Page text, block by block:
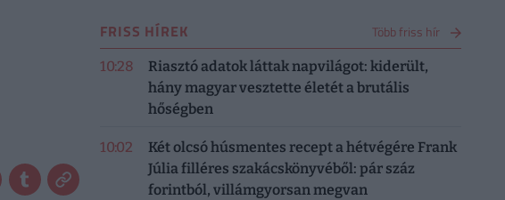
FRISS HÍREK Több friss hír
10:28
Riasztó adatok láttak napvilágot: kiderült,
hány magyar vesztette életét a brutális
hőségben
10:02
Két olcsó húsmentes recept a hétvégére Frank
Júlia filléres szakácskönyvéből: pár száz
forintból, villámgyorsan megvan